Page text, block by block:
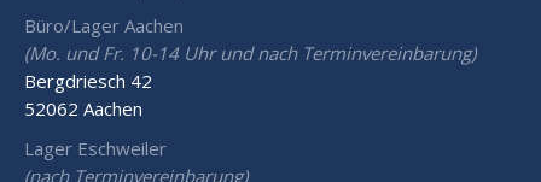
Büro/Lager Aachen
(Mo. und Fr. 10-14 Uhr und nach Terminvereinbarung)
Bergdriesch 42
52062 Aachen
Lager Eschweiler
(nach Terminvereinbarung)